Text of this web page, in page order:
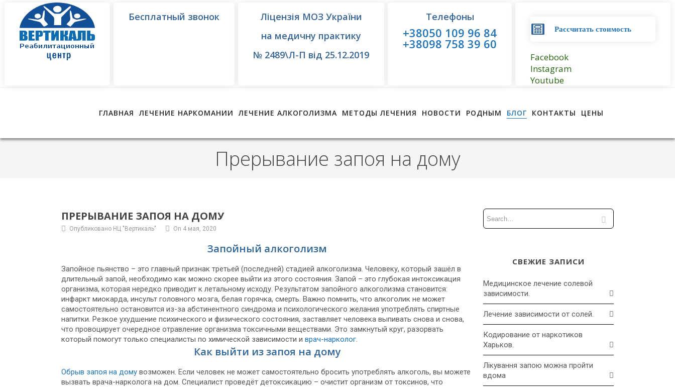
Бесплатный звонок
Ліцензія МОЗ України
на медичну практику
№ 2489\Л-П від 25.12.2019
Телефоны
+38050 109 96 84
+38098 758 39 60
Рассчитать стоимость
Facebook
Instagram
Youtube
ГЛАВНАЯ ЛЕЧЕНИЕ НАРКОМАНИИ ЛЕЧЕНИЕ АЛКОГОЛИЗМА МЕТОДЫ ЛЕЧЕНИЯ НОВОСТИ РОДНЫМ БЛОГ КОНТАКТЫ ЦЕНЫ
Прерывание запоя на дому
ПРЕРЫВАНИЕ ЗАПОЯ НА ДОМУ
Опубликовано НЦ "Вертикаль" On 4 мая, 2020
Запойный алкоголизм
Запойное пьянство – это главный признак третьей (последней) стадией алкоголизма. Человеку, который зашёл в
длительный запой, необходимо как можно скорее выйти из этого состояния. Запой – это глубокая интоксикация
организма, которая нередко приводит к летальному исходу. Результатом запойного алкоголизма становится:
инфаркт миокарда, инсульт головного мозга, белая горячка, смерть. Важно помнить, что алкоголик не может
самостоятельно остановится из-за абстинентного синдрома и психологического желания употреблять спиртные
напитки. Резкое ухудшение психического и физического состояния, заставляет человека выпивать снова и снова,
что провоцирует очередное отравление организма токсичными веществами. Это замкнутый круг, разорвать
который помогут только специалисты по химической зависимости и врач-нарколог.
Как выйти из запоя на дому
Обрыв запоя на дому возможен. Если человек не может самостоятельно бросить употреблять алкоголь, вы можете
вызвать врача-нарколога на дом. Специалист проведёт детоксикацию – очистит организм от токсинов, что
СВЕЖИЕ ЗАПИСИ
Медицинское лечение солевой
зависимости.
Лечение зависимости от солей.
Кодирование от наркотиков
Харьков.
Лікування запою можна пройти
вдома